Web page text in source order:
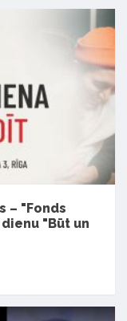
– "Fonds
"Būt un